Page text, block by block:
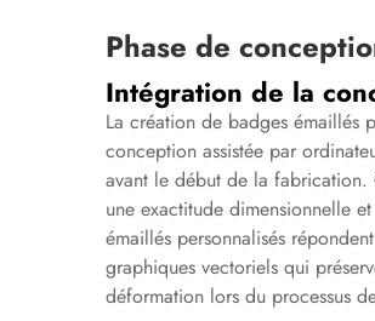
Phase de
Intégration de la
La création de badges émaillés
conception assistée par
avant le début de la fabrication.
une exactitude dimensionnelle
émaillés personnalisés
graphiques vectoriels qui
déformation lors du processus